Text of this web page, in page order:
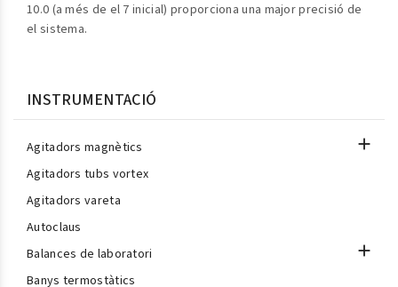
10.0 (a més de el 7 inicial) proporciona una major precisió de
el sistema.
INSTRUMENTACIÓ
Agitadors magnètics 
Agitadors tubs vortex
Agitadors vareta
Autoclaus
Balances de laboratori

Banys termostàtics